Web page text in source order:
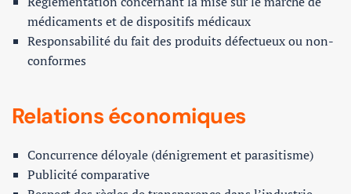
médicaments et de dispositifs médicaux
Responsabilité du fait des produits défectueux ou non-
conformes
Relations économiques
Concurrence déloyale (dénigrement et parasitisme)
Publicité comparative